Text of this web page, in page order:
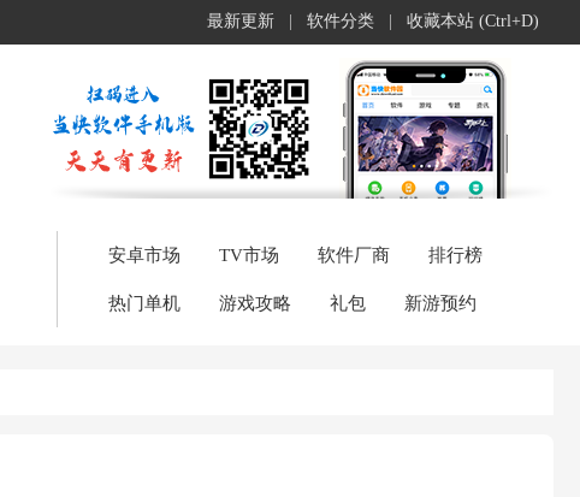
最新更新 软件分类 收藏本站 (Ctrl+D)
安卓市场 TV市场 软件厂商 排行榜
热门单机 游戏攻略 礼包 新游预约